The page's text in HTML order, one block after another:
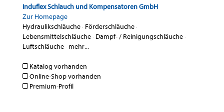
Induflex Schlauch und Kompensatoren GmbH
Zur Homepage
Hydraulikschläuche· Förderschläuche·
Lebensmittelschläuche· Dampf- / Reinigungschläuche·
Luftschläuche· mehr...
Katalog vorhanden
Online-Shop vorhanden
Premium-Profil